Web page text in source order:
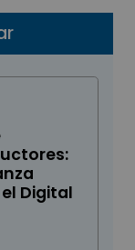
Digital